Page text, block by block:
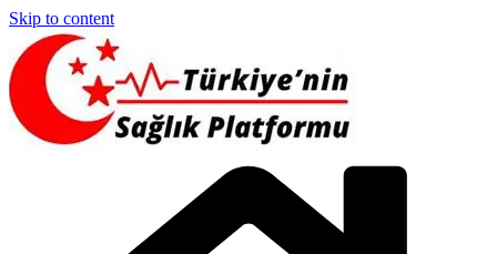
Skip to content